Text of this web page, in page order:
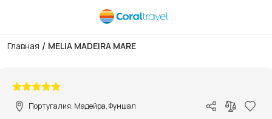
Главная / MELIA MADEIRA MARE
Португалия, Мадейра, Фуншал